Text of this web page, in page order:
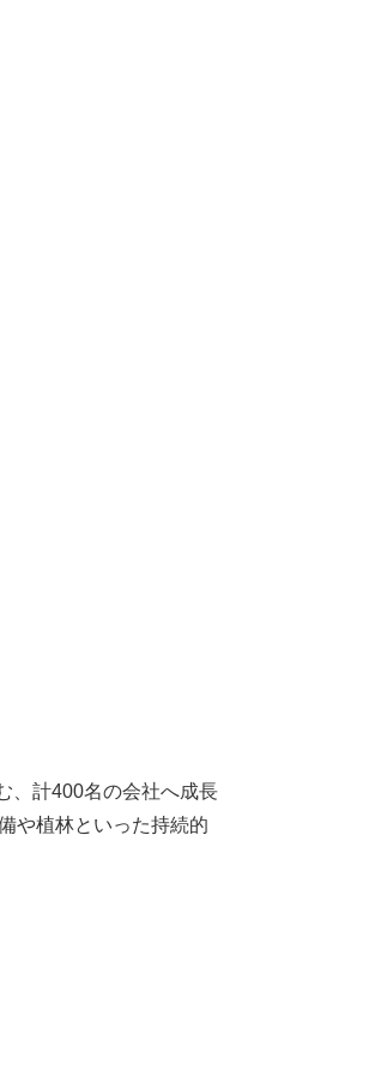
、計400名の会社へ成長
や植林といった持続的